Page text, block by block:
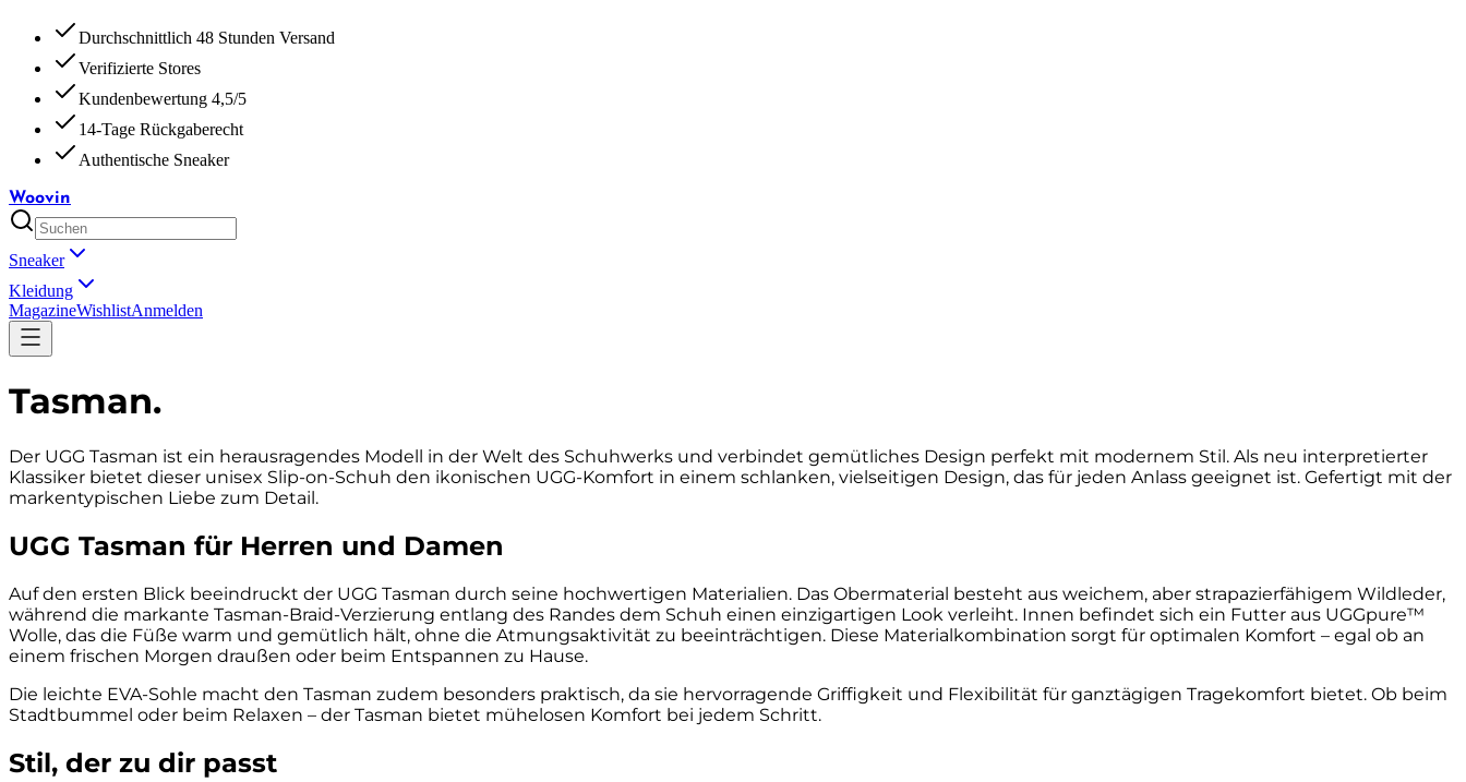
Durchschnittlich 48 Stunden Versand
Verifizierte Stores
Kundenbewertung 4,5/5
14-Tage Rückgaberecht
Authentische Sneaker
Woovin
Sneaker
Kleidung
MagazineWishlistAnmelden
Tasman.
Der UGG Tasman ist ein herausragendes Modell in der Welt des Schuhwerks und verbindet gemütliches Design perfekt mit modernem Stil. Als neu interpretierter
Klassiker bietet dieser unisex Slip-on-Schuh den ikonischen UGG-Komfort in einem schlanken, vielseitigen Design, das für jeden Anlass geeignet ist. Gefertigt mit der
markentypischen Liebe zum Detail.
UGG Tasman für Herren und Damen
Auf den ersten Blick beeindruckt der UGG Tasman durch seine hochwertigen Materialien. Das Obermaterial besteht aus weichem, aber strapazierfähigem Wildleder,
während die markante Tasman-Braid-Verzierung entlang des Randes dem Schuh einen einzigartigen Look verleiht. Innen befindet sich ein Futter aus UGGpure™
Wolle, das die Füße warm und gemütlich hält, ohne die Atmungsaktivität zu beeinträchtigen. Diese Materialkombination sorgt für optimalen Komfort – egal ob an
einem frischen Morgen draußen oder beim Entspannen zu Hause.
Die leichte EVA-Sohle macht den Tasman zudem besonders praktisch, da sie hervorragende Griffigkeit und Flexibilität für ganztägigen Tragekomfort bietet. Ob beim
Stadtbummel oder beim Relaxen – der Tasman bietet mühelosen Komfort bei jedem Schritt.
Stil, der zu dir passt